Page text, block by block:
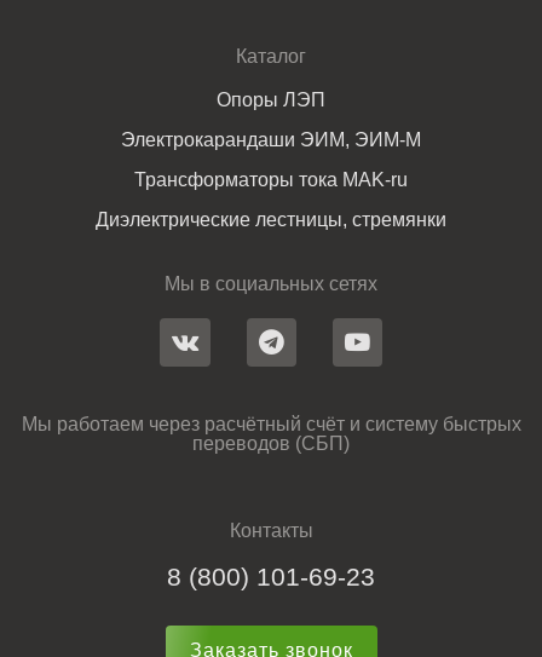
Каталог
Опоры ЛЭП
Электрокарандаши ЭИМ, ЭИМ-М
Трансформаторы тока MAK-ru
Диэлектрические лестницы, стремянки
Мы в социальных сетях
Мы работаем через расчётный счёт и систему быстрых
переводов (СБП)
Контакты
8 (800) 101-69-23
Заказать звонок